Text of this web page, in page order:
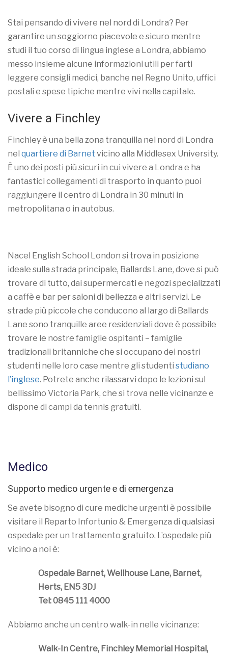
Stai pensando di vivere nel nord di Londra? Per
garantire un soggiorno piacevole e sicuro mentre
studi il tuo corso di lingua inglese a Londra, abbiamo
messo insieme alcune informazioni utili per farti
leggere consigli medici, banche nel Regno Unito, uffici
postali e spese tipiche mentre vivi nella capitale.
Vivere a Finchley
Finchley è una bella zona tranquilla nel nord di Londra
nel quartiere di Barnet vicino alla Middlesex University.
È uno dei posti più sicuri in cui vivere a Londra e ha
fantastici collegamenti di trasporto in quanto puoi
raggiungere il centro di Londra in 30 minuti in
metropolitana o in autobus.
Nacel English School London si trova in posizione
ideale sulla strada principale, Ballards Lane, dove si può
trovare di tutto, dai supermercati e negozi specializzati
a caffè e bar per saloni di bellezza e altri servizi. Le
strade più piccole che conducono al largo di Ballards
Lane sono tranquille aree residenziali dove è possibile
trovare le nostre famiglie ospitanti – famiglie
tradizionali britanniche che si occupano dei nostri
studenti nelle loro case mentre gli studenti studiano
l’inglese. Potrete anche rilassarvi dopo le lezioni sul
bellissimo Victoria Park, che si trova nelle vicinanze e
dispone di campi da tennis gratuiti.
Medico
Supporto medico urgente e di emergenza
Se avete bisogno di cure mediche urgenti è possibile
visitare il Reparto Infortunio & Emergenza di qualsiasi
ospedale per un trattamento gratuito. L’ospedale più
vicino a noi è:
Ospedale Barnet, Wellhouse Lane, Barnet,
Herts, EN5 3DJ
Tel: 0845 111 4000
Abbiamo anche un centro walk-in nelle vicinanze:
Walk-In Centre, Finchley Memorial Hospital,